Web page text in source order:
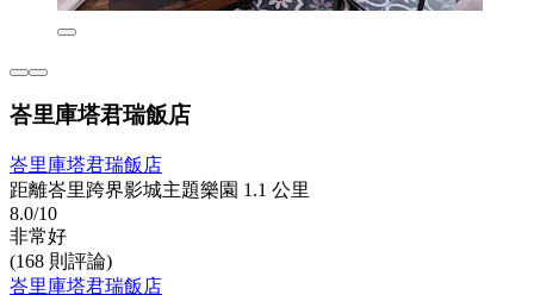
峇里庫塔君瑞飯店
峇里庫塔君瑞飯店
距離峇里跨界影城主題樂園 1.1 公里
8.0/10
非常好
(168 則評論)
峇里庫塔君瑞飯店